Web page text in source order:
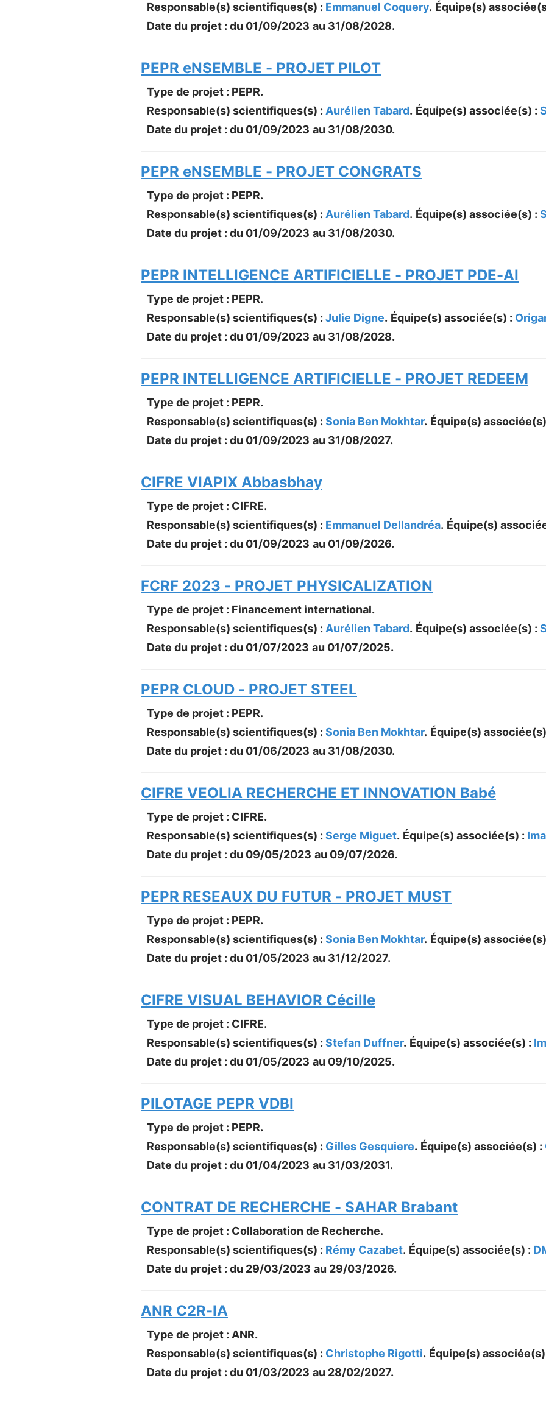
Responsable(s) scientifiques(s) : Emmanuel Coquery. Équipe(s)
Date du projet : du 01/09/2023 au 31/08/2028.
PEPR eNSEMBLE - PROJET PILOT
Type de projet : PEPR.
Responsable(s) scientifiques(s) : Aurélien Tabard. Équipe(s) associée(s) :
Date du projet : du 01/09/2023 au 31/08/2030.
PEPR eNSEMBLE - PROJET CONGRATS
Type de projet : PEPR.
Responsable(s) scientifiques(s) : Aurélien Tabard. Équipe(s) associée(s) :
Date du projet : du 01/09/2023 au 31/08/2030.
PEPR INTELLIGENCE ARTIFICIELLE - PROJET PDE-AI
Type de projet : PEPR.
Responsable(s) scientifiques(s) : Julie Digne. Équipe(s) associée(s) :
Date du projet : du 01/09/2023 au 31/08/2028.
PEPR INTELLIGENCE ARTIFICIELLE - PROJET REDEEM
Type de projet : PEPR.
Responsable(s) scientifiques(s) : Sonia Ben Mokhtar. Équipe(s)
Date du projet : du 01/09/2023 au 31/08/2027.
CIFRE VIAPIX Abbasbhay
Type de projet : CIFRE.
Responsable(s) scientifiques(s) : Emmanuel Dellandréa. Équipe(s)
Date du projet : du 01/09/2023 au 01/09/2026.
FCRF 2023 - PROJET PHYSICALIZATION
Type de projet : Financement international.
Responsable(s) scientifiques(s) : Aurélien Tabard. Équipe(s) associée(s) :
Date du projet : du 01/07/2023 au 01/07/2025.
PEPR CLOUD - PROJET STEEL
Type de projet : PEPR.
Responsable(s) scientifiques(s) : Sonia Ben Mokhtar. Équipe(s)
Date du projet : du 01/06/2023 au 31/08/2030.
CIFRE VEOLIA RECHERCHE ET INNOVATION Babé
Type de projet : CIFRE.
Responsable(s) scientifiques(s) : Serge Miguet. Équipe(s) associée(s) :
Date du projet : du 09/05/2023 au 09/07/2026.
PEPR RESEAUX DU FUTUR - PROJET MUST
Type de projet : PEPR.
Responsable(s) scientifiques(s) : Sonia Ben Mokhtar. Équipe(s)
Date du projet : du 01/05/2023 au 31/12/2027.
CIFRE VISUAL BEHAVIOR Cécille
Type de projet : CIFRE.
Responsable(s) scientifiques(s) : Stefan Duffner. Équipe(s) associée(s) :
Date du projet : du 01/05/2023 au 09/10/2025.
PILOTAGE PEPR VDBI
Type de projet : PEPR.
Responsable(s) scientifiques(s) : Gilles Gesquiere. Équipe(s) associée(s) :
Date du projet : du 01/04/2023 au 31/03/2031.
CONTRAT DE RECHERCHE - SAHAR Brabant
Type de projet : Collaboration de Recherche.
Responsable(s) scientifiques(s) : Rémy Cazabet. Équipe(s) associée(s) :
Date du projet : du 29/03/2023 au 29/03/2026.
ANR C2R-IA
Type de projet : ANR.
Responsable(s) scientifiques(s) : Christophe Rigotti. Équipe(s) associée(s)
Date du projet : du 01/03/2023 au 28/02/2027.